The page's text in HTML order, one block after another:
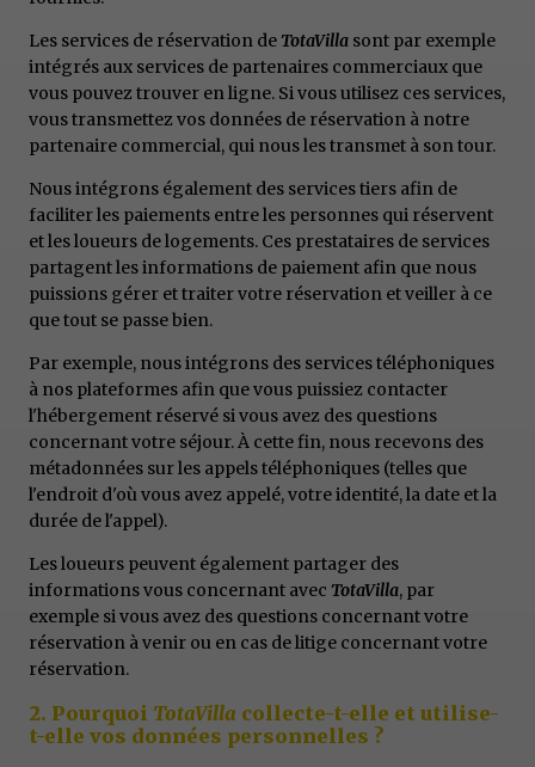
Les services de réservation de TotaVilla sont par exemple
intégrés aux services de partenaires commerciaux que
vous pouvez trouver en ligne. Si vous utilisez ces services,
vous transmettez vos données de réservation à notre
partenaire commercial, qui nous les transmet à son tour.
Nous intégrons également des services tiers afin de
faciliter les paiements entre les personnes qui réservent
et les loueurs de logements. Ces prestataires de services
partagent les informations de paiement afin que nous
puissions gérer et traiter votre réservation et veiller à ce
que tout se passe bien.
Par exemple, nous intégrons des services téléphoniques
à nos plateformes afin que vous puissiez contacter
l'hébergement réservé si vous avez des questions
concernant votre séjour. À cette fin, nous recevons des
métadonnées sur les appels téléphoniques (telles que
l'endroit d'où vous avez appelé, votre identité, la date et la
durée de l'appel).
Les loueurs peuvent également partager des
informations vous concernant avec TotaVilla, par
exemple si vous avez des questions concernant votre
réservation à venir ou en cas de litige concernant votre
réservation.
2. Pourquoi TotaVilla collecte-t-elle et utilise-
t-elle vos données personnelles ?